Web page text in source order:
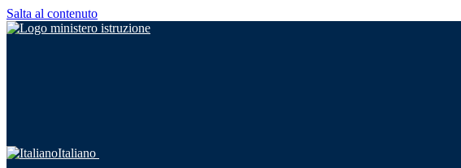
Salta al contenuto
Italiano